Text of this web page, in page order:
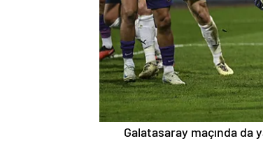
Galatasaray maçında da